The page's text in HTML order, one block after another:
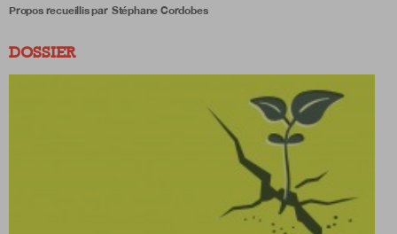
Propos recueillis par Stéphane Cordobes
DOSSIER